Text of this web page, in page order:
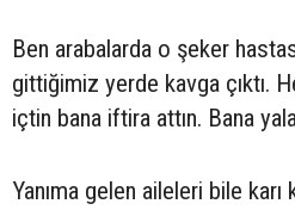
Ben arabalarda o şeker
gittiğimiz yerde kavga çıktı.
içtin bana iftira attın. Bana
Yanıma gelen aileleri bile karı